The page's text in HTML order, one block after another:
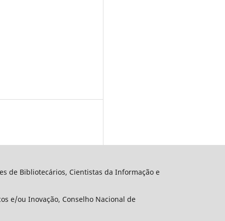
de Bibliotecários, Cientistas da Informação e
e/ou Inovação, Conselho Nacional de